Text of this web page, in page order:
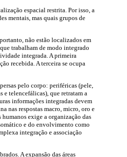
espacial restrita. Por isso, a
mentais, mas quais grupos de
não estão localizados em
trabalham de modo integrado
integrada. A primeira
recebida. A terceira se ocupa
pelo corpo: periféricas (pele,
e telencefálicas), que retratam a
informações integradas devem
nas respostas macro, micro, oro e
exige a organização das
e do envolvimento como
integração e associação
A expansão das áreas